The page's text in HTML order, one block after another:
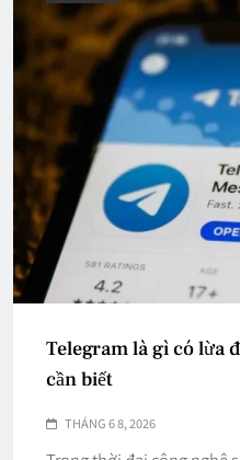
Telegram là gì có lừa
cần biết
THÁNG 6 8, 2026